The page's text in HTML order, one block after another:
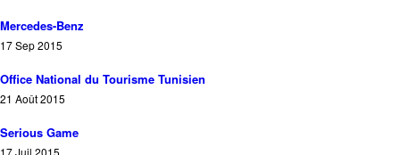
Mercedes-Benz
17 Sep 2015
Office National du Tourisme Tunisien
21 Août 2015
Serious Game
17 Juil 2015